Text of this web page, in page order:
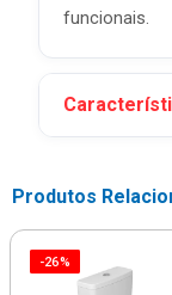
funcionais.
Produtos
-26%